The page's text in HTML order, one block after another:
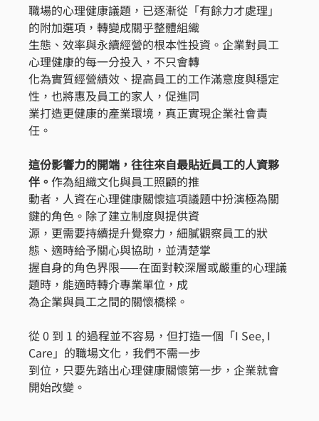
職場的心理健康議題，已逐漸從「有餘力才處理」
的附加選項，轉變成關乎整體組織
生態、效率與永續經營的根本性投資。企業對員工
心理健康的每一分投入，不只會轉
化為實質經營績效、提高員工的工作滿意度與穩定
性，也將惠及員工的家人，促進同
業打造更健康的產業環境，真正實現企業社會責
任。
這份影響力的開端，往往來自最貼近員工的人資夥
伴。作為組織文化與員工照顧的推
動者，人資在心理健康關懷這項議題中扮演極為關
鍵的角色。除了建立制度與提供資
源，更需要持續提升覺察力，細膩觀察員工的狀
態、適時給予關心與協助，並清楚掌
握自身的角色界限——在面對較深層或嚴重的心理議
題時，能適時轉介專業單位，成
為企業與員工之間的關懷橋樑。
從 0 到 1 的過程並不容易，但打造一個「I See, I
Care」的職場文化，我們不需一步
到位，只要先踏出心理健康關懷第一步，企業就會
開始改變。